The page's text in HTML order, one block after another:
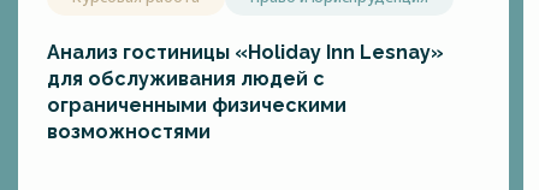
Анализ гостиницы «Holiday Inn Lesnay»
для обслуживания людей с
ограниченными физическими
возможностями